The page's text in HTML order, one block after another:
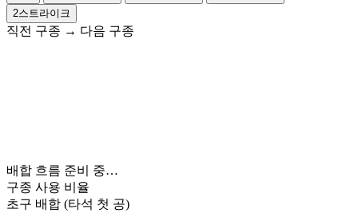
2스트라이크
직전 구종 → 다음 구종
배합 흐름 준비 중…
구종 사용 비율
초구 배합 (타석 첫 공)